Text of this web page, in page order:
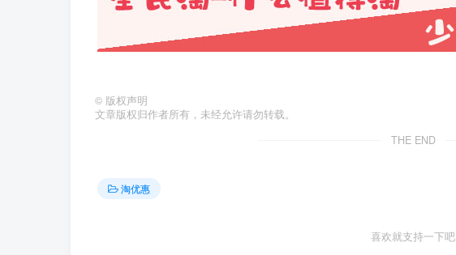
© 版权声明
文章版权归作者所有，未经允许请勿转载。
THE END
淘优惠
喜欢就支持一下吧